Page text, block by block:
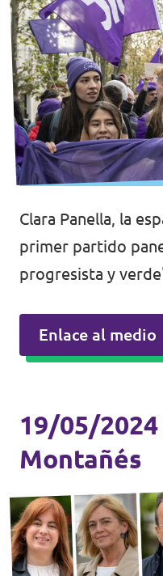
Clara Panella, la
primer partido
progresista y
Enlace al medio
19/05/
Montañés